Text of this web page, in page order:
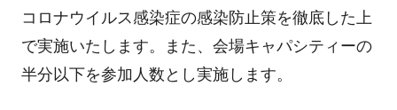
コロナウイルス感染症の感染防止策を徹底した上
で実施いたします。また、会場キャパシティーの
半分以下を参加人数とし実施します。